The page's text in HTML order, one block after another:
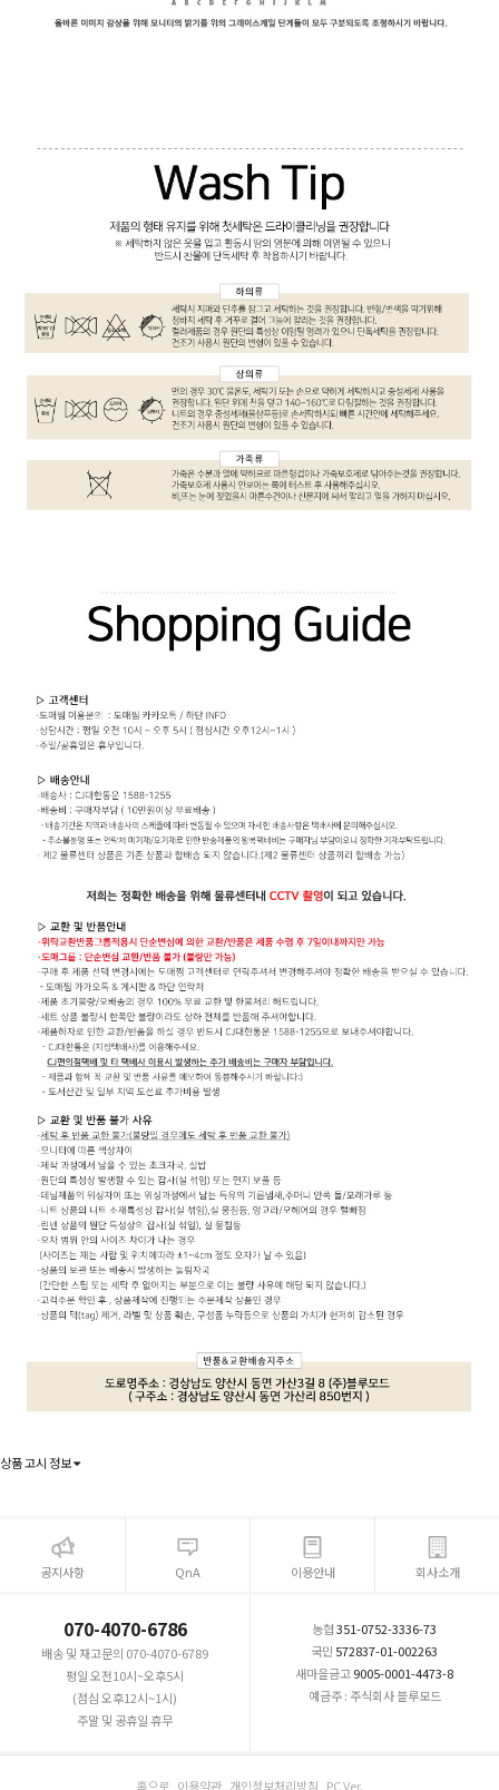
상품 고시 정보
공지사항 QnA 이용안내 회사소개
070-4070-6786
배송 및 재고문의 070-4070-6789
평일 오전10시~오후5시
(점심 오후12시~1시)
주말 및 공휴일 휴무
농협351-0752-3336-73
국민 572837-01-002263
새마을금고9005-0001-4473-8
예금주 : 주식회사 블루모드
홈으로 이용약관 개인정보처리방침 PC Ver.